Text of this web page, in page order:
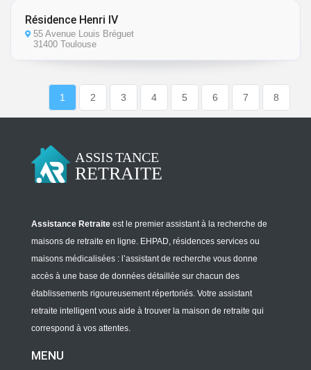
Résidence Henri IV
55 Avenue Louis Bréguet
31400 Toulouse
1 2 3 4 5 6 7 8
Assistance Retraite est le premier assistant à la recherche de
maisons de retraite en ligne. EHPAD, résidences services ou
maisons médicalisées : l’assistant de recherche vous donne
accès à une base de données détaillée sur chacun des
établissements rigoureusement répertoriés. Votre assistant
retraite intelligent vous aide à trouver la maison de retraite qui
correspond à vos attentes.
MENU